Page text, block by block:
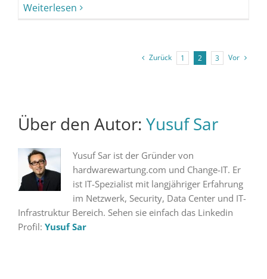
Weiterlesen
Zurück 1 2 3 Vor
Über den Autor: Yusuf Sar
Yusuf Sar ist der Gründer von
hardwarewartung.com und Change-IT. Er
ist IT-Spezialist mit langjähriger Erfahrung
im Netzwerk, Security, Data Center und IT-
Infrastruktur Bereich. Sehen sie einfach das Linkedin
Profil: Yusuf Sar